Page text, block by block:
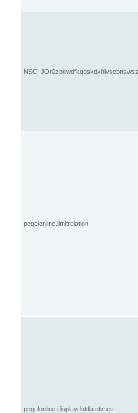
pegelonline.limitrelation
pegelonline.displaydstdatetimes